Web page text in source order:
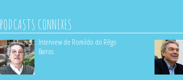
PODCASTS CONNEXES
Interview de Romildo do Rêgo
Barros